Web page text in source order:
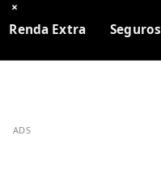
Renda Extra Seguros
ADS
×